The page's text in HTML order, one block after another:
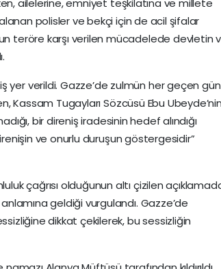
polisler ve bekçi için de acil şifalar
teröre karşı verilen mücadelede devletin
yer verildi. Gazze’de zulmün her geçen gün
Kassam Tugayları Sözcüsü Ebu Ubeyde’nin
bir direniş iradesinin hedef alındığı
ve onurlu duruşun göstergesidir”
çağrısı olduğunun altı çizilen
geldiği vurgulandı. Gazze’de
dikkat çekilerek, bu sessizliğin